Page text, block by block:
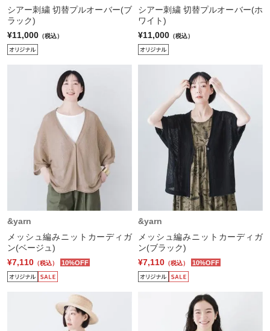
シアー刺繍 切替プルオーバー(ブ
ラック)
¥11,000 （税込）
シアー刺繍 切替プルオーバー(ホ
ワイト)
¥11,000 （税込）
&yarn
メッシュ編みニットカーディガ
ン(ベージュ)
¥7,110 （税込） 10%OFF
&yarn
メッシュ編みニットカーディガ
ン(ブラック)
¥7,110 （税込） 10%OFF